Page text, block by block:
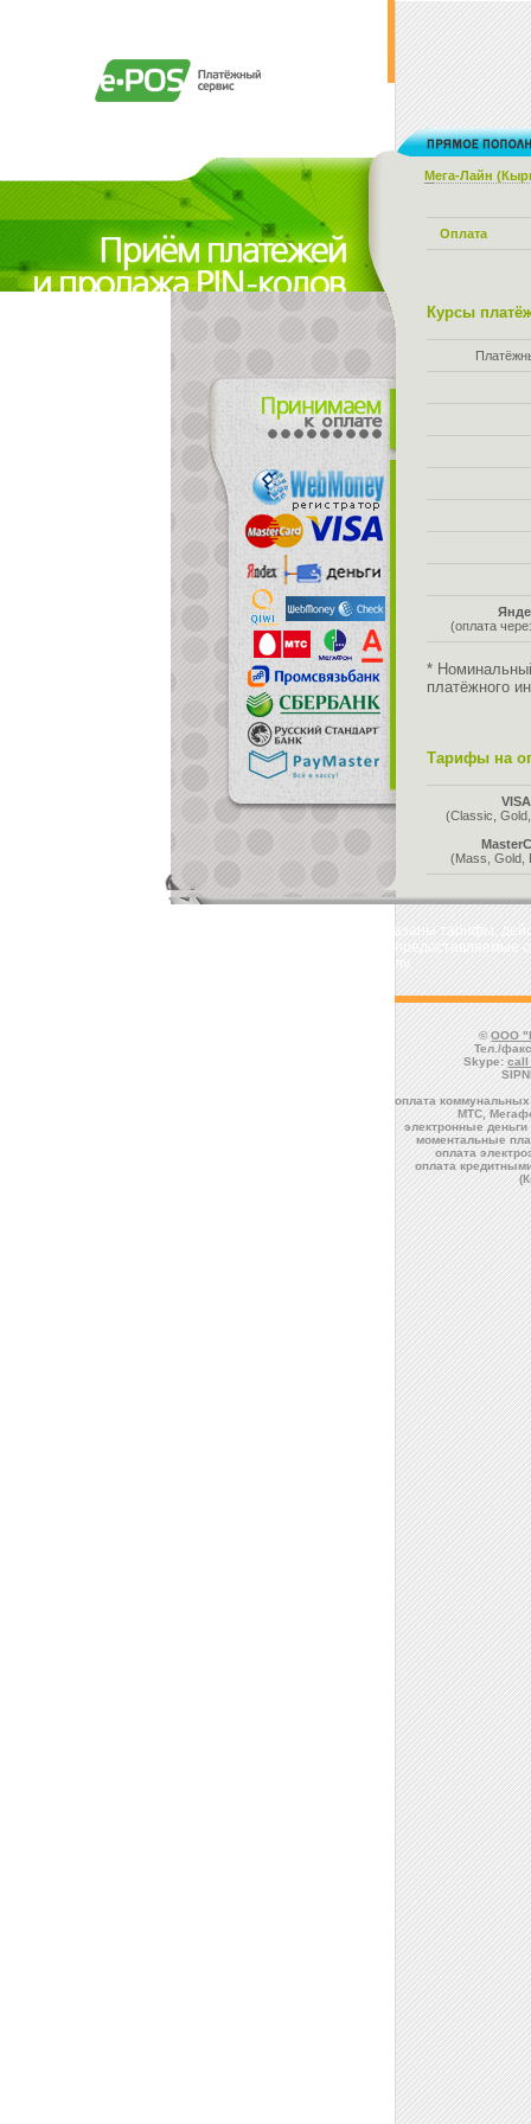
Мега-Лайн
Оплата
Курсы
(оплата
*
платёжного
Тарифы на
VISA
(Classic,
(Mass, Gold,
Во всех таблицах указаны тарифы,
комиссией к номиналу.
©ООО
Тел./
Skype:
оплата
МТС,
электронные
моментальные
оплата
оплата